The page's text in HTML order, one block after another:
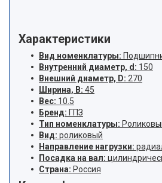
Характеристики
Вид номенклатуры:
Внутренний диаметр, d: 150
Внешний диаметр, D: 270
Ширина, B: 45
Вес: 10.5
Бренд: ГПЗ
Тип номенклатуры:
Вид: роликовый
Направление нагрузки:
Посадка на вал:
Страна: Россия